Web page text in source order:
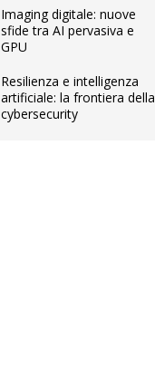
Imaging digitale: nuove
sfide tra AI pervasiva e
GPU
Resilienza e intelligenza
artificiale: la frontiera della
cybersecurity